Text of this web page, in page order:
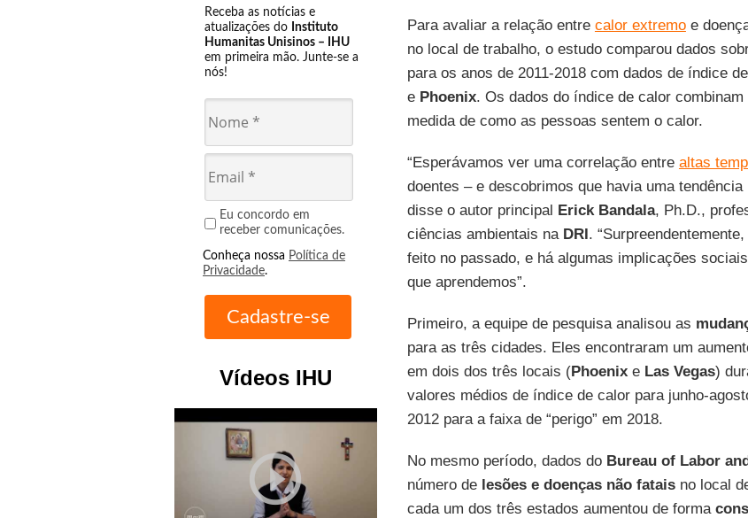
Receba as notícias e
atualizações do Instituto
Humanitas Unisinos – IHU
em primeira mão. Junte-se a
nós!
Eu concordo em
receber comunicações.
Conheça nossa Política de
Privacidade.
Vídeos IHU
play_circle_outline
Para avaliar a relação entre calor extremoe
no local de trabalho, o estudo comparou dados
para os anos de 2011-2018 com dados de índice
e Phoenix. Os dados do índice de calor
medida de como as pessoas sentem o calor.
“Esperávamos ver uma correlação entre altas
doentes – e descobrimos que havia uma
disse o autor principal Erick Bandala, Ph.D.,
ciências ambientais na DRI.
feito no passado, e há algumas implicações
que aprendemos”.
Primeiro, a equipe de pesquisa analisou as
para as três cidades. Eles encontraram um
em dois dos três locais (Phoenixe Las Vegas)
valores médios de índice de calor para junho-
2012 para a faixa de “perigo” em 2018.
No mesmo período, dados do Bureau of Labor
número de lesões e doenças não fataisno local
cada um dos três estados aumentou de forma